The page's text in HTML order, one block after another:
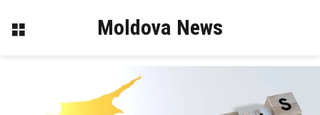
Menu Moldova News